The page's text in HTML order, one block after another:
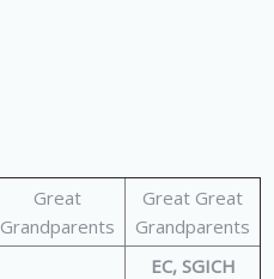
Great
Grandparents
Great Great
Grandparents
EC, SGICH